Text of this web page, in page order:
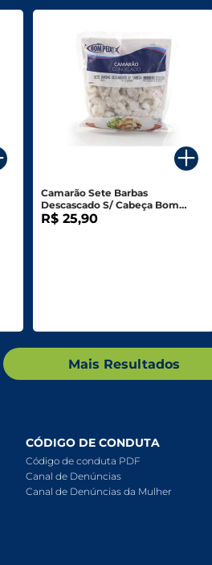
Camarão Sete Barbas
Descascado S/ Cabeça Bom
Peixe 250g
R$ 25,90
Mais Resultados
CÓDIGO DE CONDUTA
Código de conduta PDF
Canal de Denúncias
Canal de Denúncias da Mulher